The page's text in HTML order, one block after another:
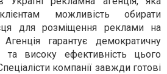
можливість обирати
для розміщення реклами на
гарантує демократичну
та високу ефективність цього
компанії завжди готові